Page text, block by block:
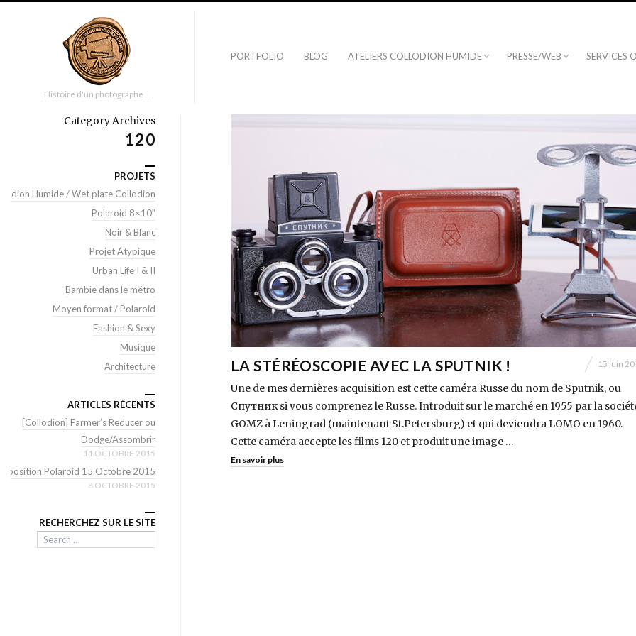
Histoire d'un photographe …
PORTFOLIO BLOG ATELIERS COLLODION HUMIDE PRESSE/WEB SERVICES
LA STÉRÉOSCOPIE AVEC LA SPUTNIK ! 15 juin
Une de mes dernières acquisition est cette caméra Russe du nom de Sputnik, ou
Спутник si vous comprenez le Russe. Introduit sur le marché en 1955 par la
GOMZ à Leningrad (maintenant St.Petersburg) et qui deviendra LOMO en 1960.
Cette caméra accepte les films 120 et produit une image …
En savoir plus
Category Archives
120
PROJETS
Humide / Wet plate Collodion
Polaroid 8×10″
Noir & Blanc
Projet Atypique
Urban Life I & II
Bambie dans le métro
Moyen format / Polaroid
Fashion & Sexy
Musique
Architecture
ARTICLES RÉCENTS
[Collodion] Farmer’s Reducer ou
Dodge/Assombrir
11 OCTOBRE 2015
Polaroid 15 Octobre 2015
8 OCTOBRE 2015
RECHERCHEZ SUR LE SITE